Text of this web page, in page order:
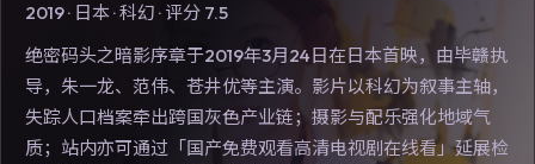
2019· 日本·科幻 · 评分 7.5
绝密码头之暗影序章于2019年3月24日在日本首映，由毕赣执
导，朱一龙、范伟、苍井优等主演。影片以科幻为叙事主轴，
失踪人口档案牵出跨国灰色产业链；摄影与配乐强化地域气
质；站内亦可通过「国产免费观看高清电视剧在线看」延展检